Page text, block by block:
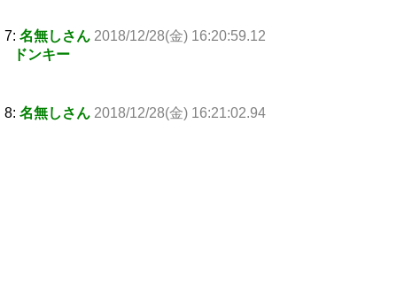
7: 名無しさん 2018/12/28(金) 16:20:59.12
ドンキー
8: 名無しさん 2018/12/28(金) 16:21:02.94